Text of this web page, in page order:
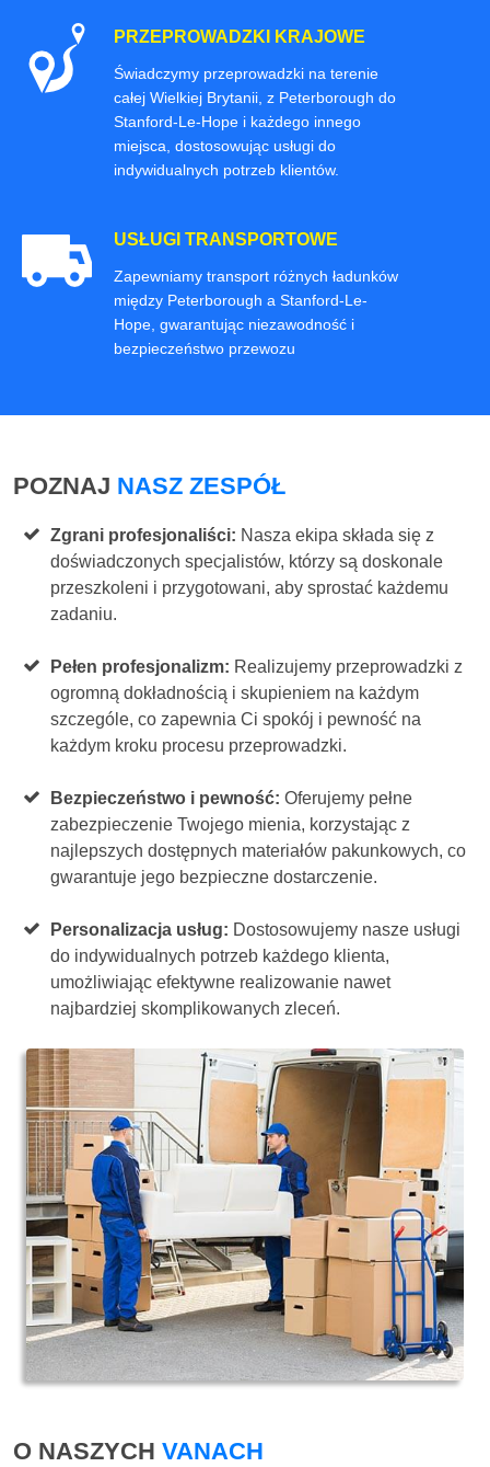
PRZEPROWADZKI KRAJOWE
Świadczymy przeprowadzki na terenie
całej Wielkiej Brytanii, z Peterborough do
Stanford-Le-Hope i każdego innego
miejsca, dostosowując usługi do
indywidualnych potrzeb klientów.
USŁUGI TRANSPORTOWE
Zapewniamy transport różnych ładunków
między Peterborough a Stanford-Le-
Hope, gwarantując niezawodność i
bezpieczeństwo przewozu
POZNAJ NASZ ZESPÓŁ
Zgrani profesjonaliści: Nasza ekipa składa się z
doświadczonych specjalistów, którzy są doskonale
przeszkoleni i przygotowani, aby sprostać każdemu
zadaniu.
Pełen profesjonalizm: Realizujemy przeprowadzki z
ogromną dokładnością i skupieniem na każdym
szczególe, co zapewnia Ci spokój i pewność na
każdym kroku procesu przeprowadzki.
Bezpieczeństwo i pewność:Oferujemy pełne
zabezpieczenie Twojego mienia, korzystając z
najlepszych dostępnych materiałów pakunkowych, co
gwarantuje jego bezpieczne dostarczenie.
Personalizacja usług: Dostosowujemy nasze usługi
do indywidualnych potrzeb każdego klienta,
umożliwiając efektywne realizowanie nawet
najbardziej skomplikowanych zleceń.
O NASZYCH VANACH